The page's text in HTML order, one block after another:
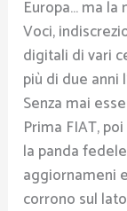
Europa… ma la
Voci,
digitali di vari
più di due anni
Senza mai
Prima FIAT,
la panda
aggiornameni
corrono sul